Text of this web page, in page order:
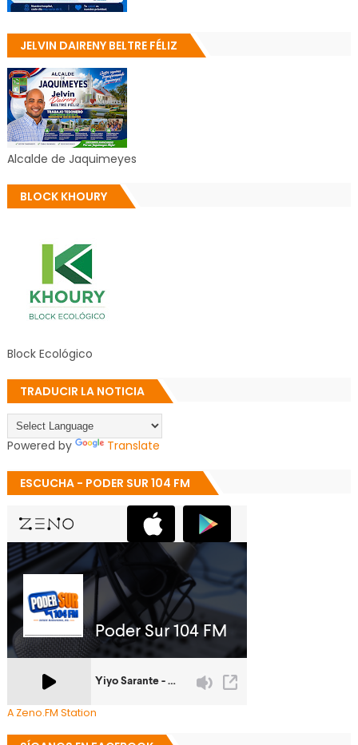
JELVIN DAIRENY BELTRE FÉLIZ
Alcalde de Jaquimeyes
BLOCK KHOURY
Block Ecológico
TRADUCIR LA NOTICIA
Powered by Translate
ESCUCHA - PODER SUR 104 FM
A Zeno.FM Station